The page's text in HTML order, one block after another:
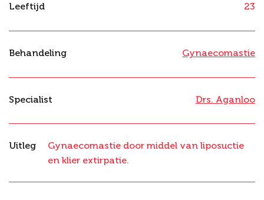
Leeftijd 23
Behandeling Gynaecomastie
Specialist Drs. Aganloo
Uitleg
Gynaecomastie door middel van liposuctie
en klier extirpatie.